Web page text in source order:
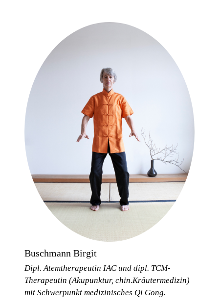
Buschmann Birgit
Dipl. Atemtherapeutin IAC und dipl. TCM-
Therapeutin (Akupunktur, chin.Kräutermedizin)
mit Schwerpunkt medizinisches Qi Gong.